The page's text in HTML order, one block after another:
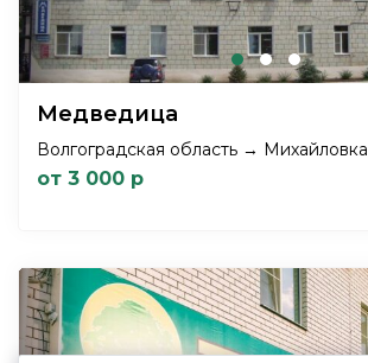
Медведица
Волгоградская область → Михайловка
от 3 000 р